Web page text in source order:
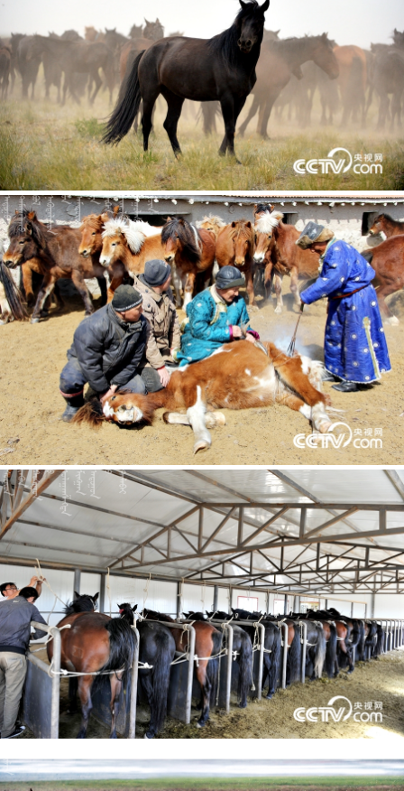



























































 















































 
